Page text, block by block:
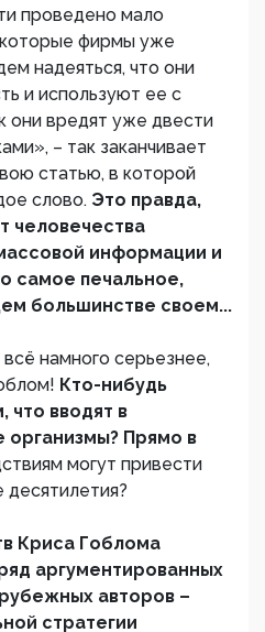
проведено мало
фирмы уже
надеяться, что они
и используют ее с
они вредят уже двести
– так заканчивает
статью, в которой
слово. Это правда,
человечества
информации и
самое печальное,
большинстве своем...
намного серьезнее,
Кто-нибудь
что вводят в
Прямо в
могут привести
десятилетия?
Криса Гоблома
аргументированных
авторов –
стратегии